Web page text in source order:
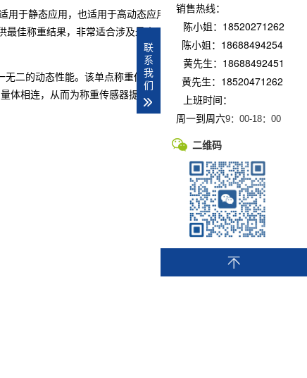
于静态应用，也适用于高动态应用，例如在检重机中、
佳称重结果，非常适合涉及最大尺寸达 800 x 800 毫米
无二的动态性能。该单点称重传感器配备可单独调节的过
相连，从而为称重传感器提供最佳的电磁场防护。此
销售热线：
陈小姐：18520271262
陈小姐：18688494254
黄先生：18688492451
黄先生：18520471262
上班时间：
周一到周六9：00-18：00
二维码
联
系
我
们